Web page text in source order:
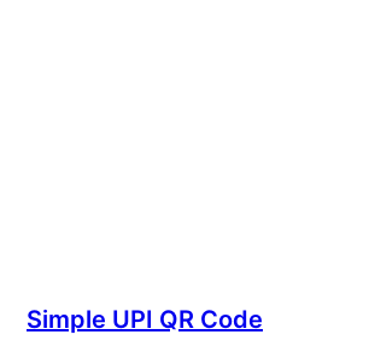
Simple UPI QR Code